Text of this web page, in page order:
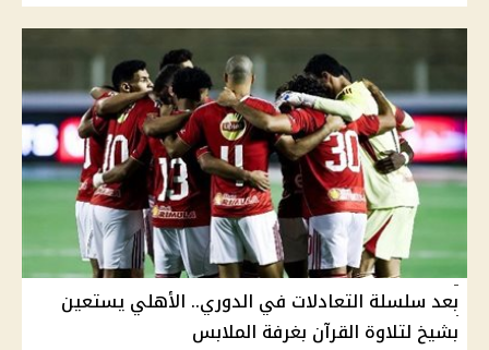
بعد سلسلة التعادلات في الدوري.. الأهلي يستعين
بشيخ لتلاوة القرآن بغرفة الملابس